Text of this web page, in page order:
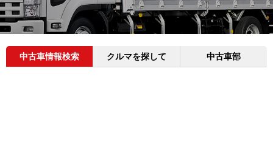
中古車情報検索 クルマを探して 中古車部